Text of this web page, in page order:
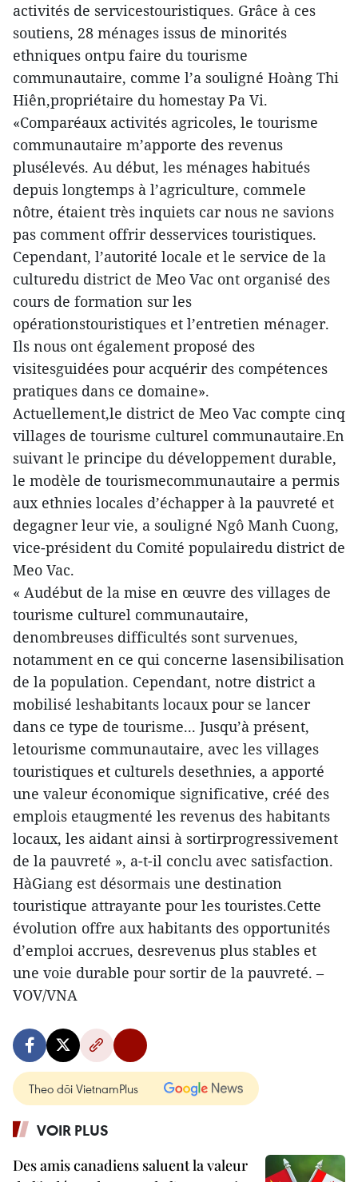
activités de servicestouristiques. Grâce à ces
soutiens, 28 ménages issus de minorités
ethniques ontpu faire du tourisme
communautaire, comme l’a souligné Hoàng Thi
Hiên,propriétaire du homestay Pa Vi.
«Comparéaux activités agricoles, le tourisme
communautaire m’apporte des revenus
plusélevés. Au début, les ménages habitués
depuis longtemps à l’agriculture, commele
nôtre, étaient très inquiets car nous ne savions
pas comment offrir desservices touristiques.
Cependant, l’autorité locale et le service de la
culturedu district de Meo Vac ont organisé des
cours de formation sur les
opérationstouristiques et l’entretien ménager.
Ils nous ont également proposé des
visitesguidées pour acquérir des compétences
pratiques dans ce domaine».
Actuellement,le district de Meo Vac compte cinq
villages de tourisme culturel communautaire.En
suivant le principe du développement durable,
le modèle de tourismecommunautaire a permis
aux ethnies locales d’échapper à la pauvreté et
degagner leur vie, a souligné Ngô Manh Cuong,
vice-président du Comité populairedu district de
Meo Vac.
« Audébut de la mise en œuvre des villages de
tourisme culturel communautaire,
denombreuses difficultés sont survenues,
notamment en ce qui concerne lasensibilisation
de la population. Cependant, notre district a
mobilisé leshabitants locaux pour se lancer
dans ce type de tourisme... Jusqu’à présent,
letourisme communautaire, avec les villages
touristiques et culturels desethnies, a apporté
une valeur économique significative, créé des
emplois etaugmenté les revenus des habitants
locaux, les aidant ainsi à sortirprogressivement
de la pauvreté », a-t-il conclu avec satisfaction.
HàGiang est désormais une destination
touristique attrayante pour les touristes.Cette
évolution offre aux habitants des opportunités
d’emploi accrues, desrevenus plus stables et
une voie durable pour sortir de la pauvreté. –
VOV/VNA
Theo dõi VietnamPlus
VOIR PLUS
Des amis canadiens saluent la valeur